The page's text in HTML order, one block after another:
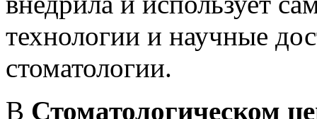
технологии и научные
стоматологии.
В Стоматологическом